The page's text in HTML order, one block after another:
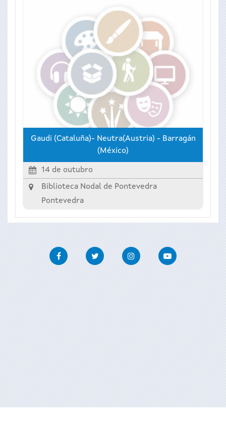
Gaudi (Cataluña)- Neutra(Austria) - Barragán
(México)
14 de outubro
Biblioteca Nodal de Pontevedra
Pontevedra
FacebookTwitter InstagramYoutube